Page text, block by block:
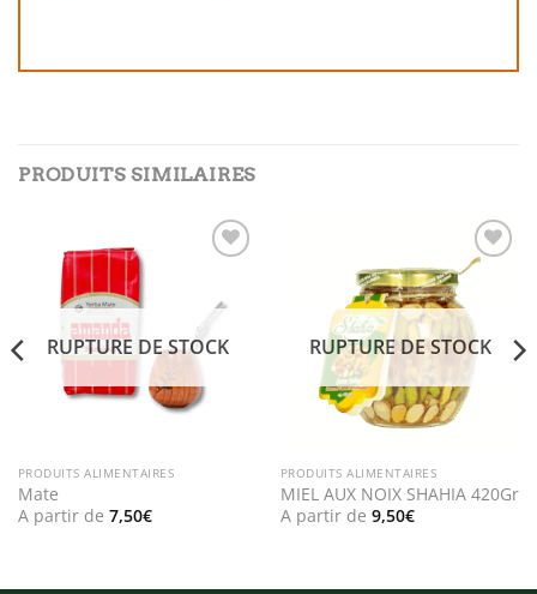
PRODUITS SIMILAIRES
RUPTURE DE STOCK
PRODUITS ALIMENTAIRES
Mate
A partir de 7,50€
Add to
wishlist
RUPTURE DE STOCK
PRODUITS ALIMENTAIRES
MIEL AUX NOIX SHAHIA 420Gr
A partir de 9,50€